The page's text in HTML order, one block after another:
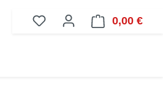
0,00 €